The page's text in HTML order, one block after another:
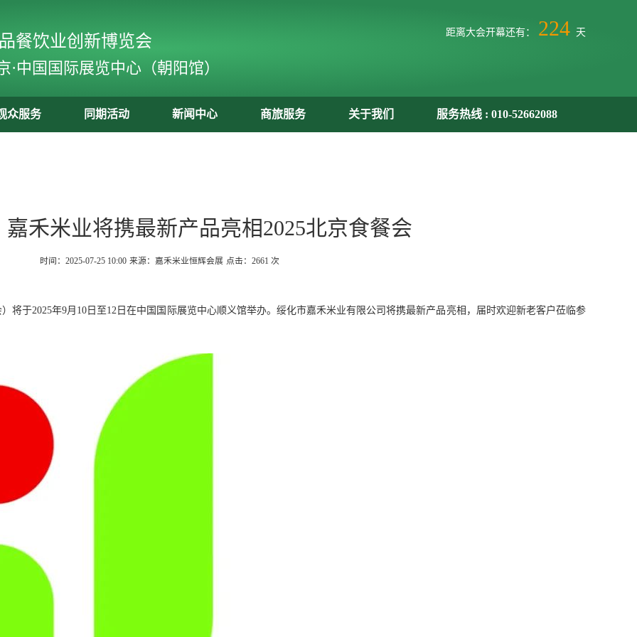
餐饮业创新博览会
·中国国际展览中心（朝阳馆）
距离大会开幕还有： 224 天
众服务 同期活动 新闻中心 商旅服务 关于我们 服务热线 : 010-52662088
嘉禾米业将携最新产品亮相2025北京食餐会
时间：2025-07-25 10:00 来源：嘉禾米业恒辉会展 点击： 2661 次
将于2025年9月10日至12日在中国国际展览中心顺义馆举办。绥化市嘉禾米业有限公司将携最新产品亮相，届时欢迎新老客户莅临参